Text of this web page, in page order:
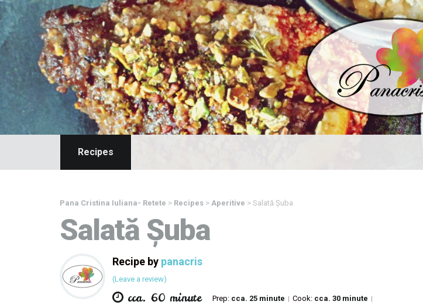
Recipes
Pana Cristina Iuliana- Retete > Recipes > Aperitive > Salată Șuba
Salată Șuba
Recipe by panacris
(Leave a review)
cca. 60 minute Prep: cca. 25 minute | Cook: cca. 30 minute |